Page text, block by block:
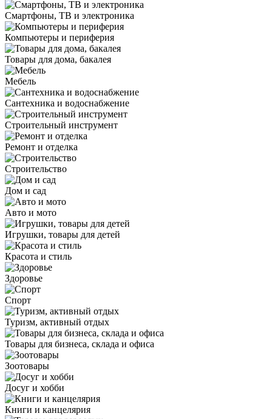
Смартфоны, ТВ и электроника
Компьютеры и периферия
Товары для дома, бакалея
Мебель
Сантехника и водоснабжение
Строительный инструмент
Ремонт и отделка
Строительство
Дом и сад
Авто и мото
Игрушки, товары для детей
Красота и стиль
Здоровье
Спорт
Туризм, активный отдых
Товары для бизнеса, склада и офиса
Зоотовары
Досуг и хобби
Книги и канцелярия